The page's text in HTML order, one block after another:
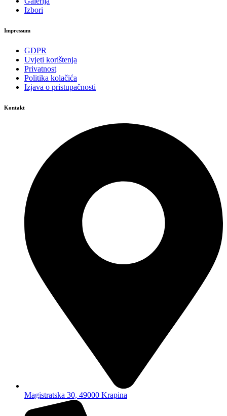
Izbori
Impressum
GDPR
Uvjeti korištenja
Privatnost
Politika kolačića
Izjava o pristupačnosti
Kontakt
Magistratska 30, 49000 Krapina